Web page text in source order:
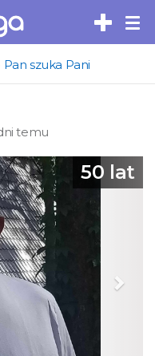
Pan szuka Pani
temu
Next
50 lat